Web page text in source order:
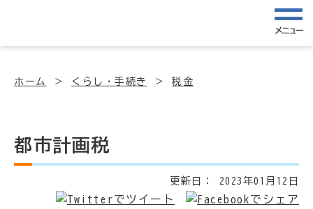
メニュー
ホーム くらし・手続き 税金
都市計画税
更新日： 2023年01月12日